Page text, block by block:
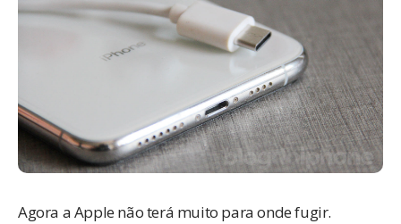
Agora a Apple não terá muito para onde fugir.